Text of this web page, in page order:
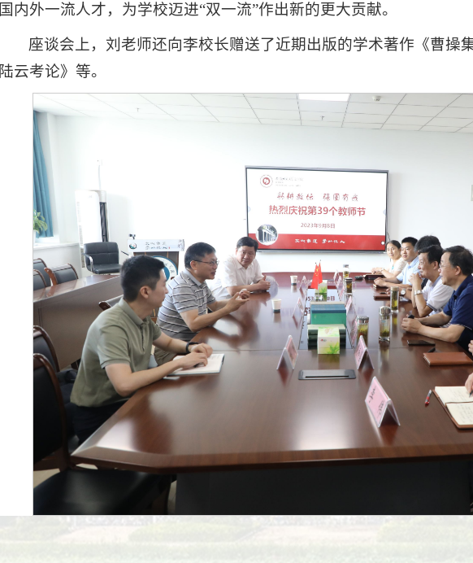
国内外一流人才，为学校迈进“双一流”作出新的更大贡献。
座谈会上，刘老师还向李校长赠送了近期出版的学术著作《曹操
陆云考论》等。